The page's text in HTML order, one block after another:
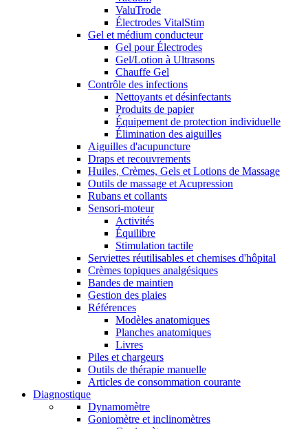
ValuTrode
Électrodes VitalStim
Gel et médium conducteur
Gel pour Électrodes
Gel/Lotion à Ultrasons
Chauffe Gel
Contrôle des infections
Nettoyants et désinfectants
Produits de papier
Équipement de protection individuelle
Élimination des aiguilles
Aiguilles d'acupuncture
Draps et recouvrements
Huiles, Crèmes, Gels et Lotions de Massage
Outils de massage et Acupression
Rubans et collants
Sensori-moteur
Activités
Équilibre
Stimulation tactile
Serviettes réutilisables et chemises d'hôpital
Crèmes topiques analgésiques
Bandes de maintien
Gestion des plaies
Références
Modèles anatomiques
Planches anatomiques
Livres
Piles et chargeurs
Outils de thérapie manuelle
Articles de consommation courante
Diagnostique
Dynamomètre
Goniomètre et inclinomètres